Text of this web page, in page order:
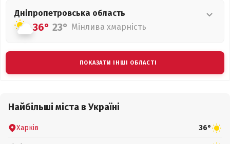
Дніпропетровська область
36° 23° Мінлива хмарність
ПОКАЗАТИ ІНШІ ОБЛАСТІ
Найбільші міста в Україні
Харків 36°